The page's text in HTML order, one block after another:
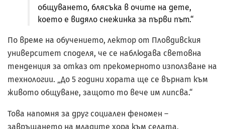
общуването, блясъка в очите на дете,
което е видяло снежинка за първи път.“
По време на обучението, лектор от Пловдивския
университет споделя, че се наблюдава световна
тенденция за отказ от прекомерното използване на
технологии. „До 5 години хората ще се върнат към
живото общуване, защото то вече им липсва.“
Това напомня за друг социален феномен –
завръщането на младите хора към селата,